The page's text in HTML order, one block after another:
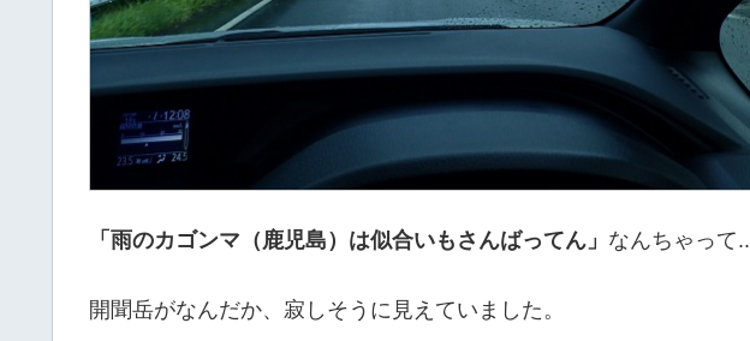
「雨のカゴンマ（鹿児島）は似合いもさんばってん」 なんちゃって..
開聞岳がなんだか、寂しそうに見えていました。